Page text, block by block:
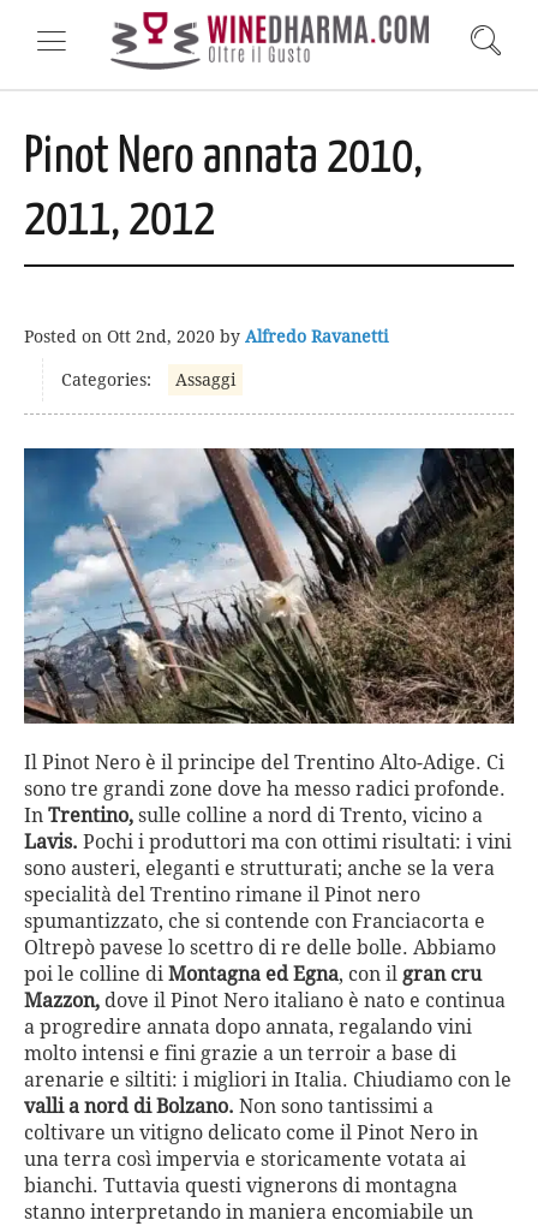
Pinot Nero annata 2010,
2011, 2012
Posted on Ott 2nd, 2020 by Alfredo Ravanetti
Categories: Assaggi
Il Pinot Nero è il principe del Trentino Alto-Adige. Ci
sono tre grandi zone dove ha messo radici profonde.
In Trentino, sulle colline a nord di Trento, vicino a
Lavis. Pochi i produttori ma con ottimi risultati: i vini
sono austeri, eleganti e strutturati; anche se la vera
specialità del Trentino rimane il Pinot nero
spumantizzato, che si contende con Franciacorta e
Oltrepò pavese lo scettro di re delle bolle. Abbiamo
poi le colline di Montagna ed Egna, con il gran cru
Mazzon, dove il Pinot Nero italiano è nato e continua
a progredire annata dopo annata, regalando vini
molto intensi e fini grazie a un terroir a base di
arenarie e siltiti: i migliori in Italia. Chiudiamo con le
valli a nord di Bolzano. Non sono tantissimi a
coltivare un vitigno delicato come il Pinot Nero in
una terra così impervia e storicamente votata ai
bianchi. Tuttavia questi vignerons di montagna
stanno interpretando in maniera encomiabile un